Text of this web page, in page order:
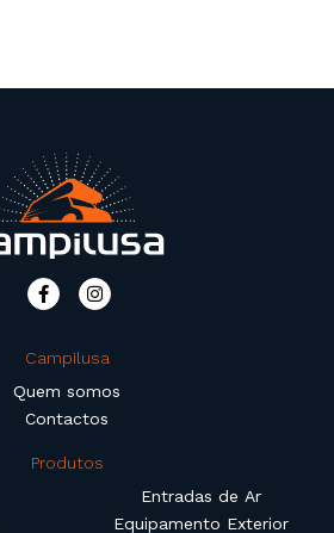
Campilusa
Quem somos
Contactos
Produtos
Entradas de Ar
Equipamento Exterior